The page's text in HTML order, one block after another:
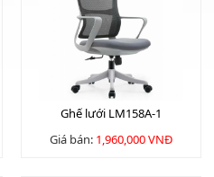
Ghế lưới LM158A-1
Giá bán: 1,960,000 VNĐ